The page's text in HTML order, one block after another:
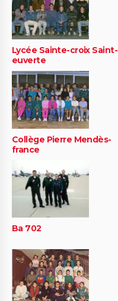
Lycée Sainte-croix Saint-
euverte
Collège Pierre Mendès-
france
Ba 702